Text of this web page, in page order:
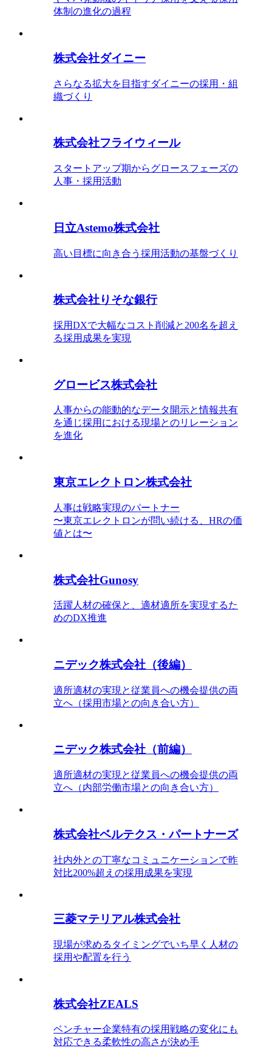
体制の進化の過程
株式会社ダイニー
さらなる拡大を目指すダイニーの採用・組
織づくり
株式会社フライウィール
スタートアップ期からグロースフェーズの
人事・採用活動
日立Astemo株式会社
高い目標に向き合う採用活動の基盤づくり
株式会社りそな銀行
採用DXで大幅なコスト削減と200名を超え
る採用成果を実現
グロービス株式会社
人事からの能動的なデータ開示と情報共有
を通じ採用における現場とのリレーション
を進化
東京エレクトロン株式会社
人事は戦略実現のパートナー
〜東京エレクトロンが問い続ける、HRの価
値とは〜
株式会社Gunosy
活躍人材の確保と、適材適所を実現するた
めのDX推進
ニデック株式会社（後編）
適所適材の実現と従業員への機会提供の両
立へ（採用市場との向き合い方）
ニデック株式会社（前編）
適所適材の実現と従業員への機会提供の両
立へ（内部労働市場との向き合い方）
株式会社ベルテクス・パートナーズ
社内外との丁寧なコミュニケーションで昨
対比200%超えの採用成果を実現
三菱マテリアル株式会社
現場が求めるタイミングでいち早く人材の
採用や配置を行う
株式会社ZEALS
ベンチャー企業特有の採用戦略の変化にも
対応できる柔軟性の高さが決め手